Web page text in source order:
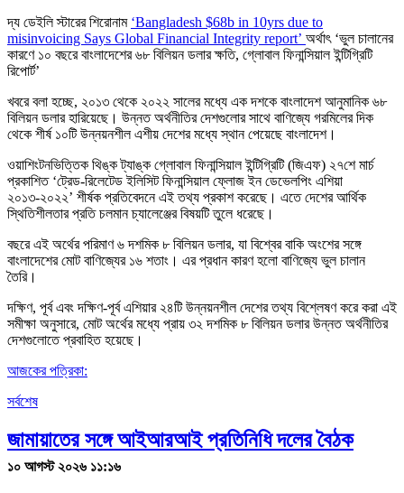
দ্য ডেইলি স্টারের শিরোনাম ‘Bangladesh $68b in 10yrs due to
misinvoicing Says Global Financial Integrity report’ অর্থাৎ ‘ভুল চালানের
কারণে ১০ বছরে বাংলাদেশের ৬৮ বিলিয়ন ডলার ক্ষতি, গ্লোবাল ফিনান্সিয়াল ইন্টিগ্রিটি
রিপোর্ট’
খবরে বলা হচ্ছে, ২০১৩ থেকে ২০২২ সালের মধ্যে এক দশকে বাংলাদেশ আনুমানিক ৬৮
বিলিয়ন ডলার হারিয়েছে। উন্নত অর্থনীতির দেশগুলোর সাথে বাণিজ্যে গরমিলের দিক
থেকে শীর্ষ ১০টি উন্নয়নশীল এশীয় দেশের মধ্যে স্থান পেয়েছে বাংলাদেশ।
ওয়াশিংটনভিত্তিক থিঙ্ক ট্যাঙ্ক গ্লোবাল ফিনান্সিয়াল ইন্টিগ্রিটি (জিএফ) ২৭শে মার্চ
প্রকাশিত ‘ট্রেড-রিলেটেড ইলিসিট ফিনান্সিয়াল ফ্লোজ ইন ডেভেলপিং এশিয়া
২০১৩-২০২২’ শীর্ষক প্রতিবেদনে এই তথ্য প্রকাশ করেছে। এতে দেশের আর্থিক
স্থিতিশীলতার প্রতি চলমান চ্যালেঞ্জের বিষয়টি তুলে ধরেছে।
বছরে এই অর্থের পরিমাণ ৬ দশমিক ৮ বিলিয়ন ডলার, যা বিশ্বের বাকি অংশের সঙ্গে
বাংলাদেশের মোট বাণিজ্যের ১৬ শতাং। এর প্রধান কারণ হলো বাণিজ্যে ভুল চালান
তৈরি।
দক্ষিণ, পূর্ব এবং দক্ষিণ-পূর্ব এশিয়ার ২৪টি উন্নয়নশীল দেশের তথ্য বিশ্লেষণ করে করা এই
সমীক্ষা অনুসারে, মোট অর্থের মধ্যে প্রায় ৩২ দশমিক ৮ বিলিয়ন ডলার উন্নত অর্থনীতির
দেশগুলোতে প্রবাহিত হয়েছে।
আজকের পত্রিকা:
সর্বশেষ
জামায়াতের সঙ্গে আইআরআই প্রতিনিধি দলের বৈঠক
১০ আগস্ট ২০২৬ ১১:১৬